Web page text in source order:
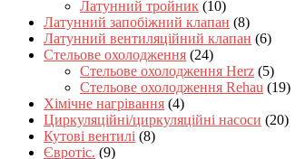
Латунний тройник (10)
Латунний запобіжний клапан (8)
Латунний вентиляційний клапан (6)
Стельове охолодження (24)
Стельове охолодження Herz (5)
Стельове охолодження Rehau (19)
Хімічне нагрівання (4)
Циркуляційні/циркуляційні насоси (20)
Кутові вентилі (8)
Євротіс. (9)